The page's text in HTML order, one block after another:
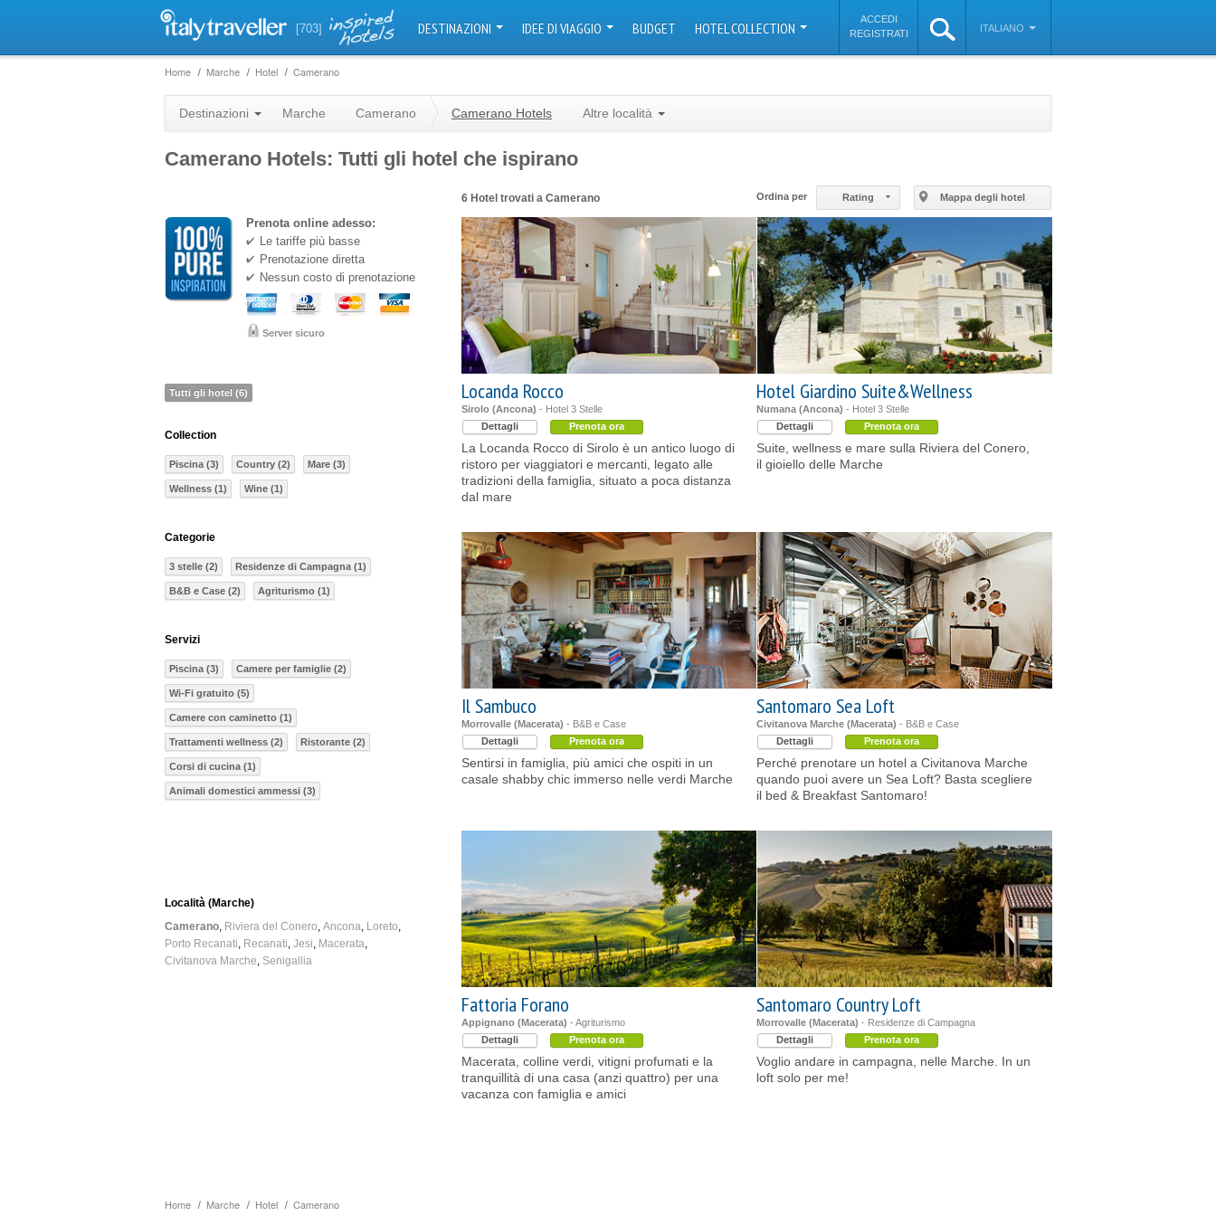
[703] DESTINAZIONI IDEE DI VIAGGIO BUDGET HOTEL COLLECTION
ACCEDI
REGISTRATI
ITALIANO
Home Marche Hotel Camerano
Home Marche Hotel Camerano
Destinazioni Marche Camerano Camerano Hotels Altre località
Camerano Hotels: Tutti gli hotel che ispirano
Ordina per Rating Mappa degli hotel
©OpenStreetMap contributors
6 Hotel trovati a Camerano
Locanda Rocco
Sirolo (Ancona) - Hotel 3 Stelle
Dettagli
Prenota ora
La Locanda Rocco di Sirolo è un antico luogo di
ristoro per viaggiatori e mercanti, legato alle
tradizioni della famiglia, situato a poca distanza
dal mare
Hotel Giardino Suite&Wellness
Numana (Ancona) - Hotel 3 Stelle
Dettagli
Prenota ora
Suite, wellness e mare sulla Riviera del Conero,
il gioiello delle Marche
Il Sambuco
Morrovalle (Macerata) - B&B e Case
Dettagli
Prenota ora
Sentirsi in famiglia, più amici che ospiti in un
casale shabby chic immerso nelle verdi Marche
Santomaro Sea Loft
Civitanova Marche (Macerata) - B&B e Case
Dettagli
Prenota ora
Perché prenotare un hotel a Civitanova Marche
quando puoi avere un Sea Loft? Basta scegliere
il bed & Breakfast Santomaro!
Fattoria Forano
Appignano (Macerata) - Agriturismo
Dettagli
Prenota ora
Macerata, colline verdi, vitigni profumati e la
tranquillità di una casa (anzi quattro) per una
vacanza con famiglia e amici
Santomaro Country Loft
Morrovalle (Macerata) - Residenze di Campagna
Dettagli
Prenota ora
Voglio andare in campagna, nelle Marche. In un
loft solo per me!
Prenota online adesso:
Le tariffe più basse
Prenotazione diretta
Nessun costo di prenotazione
Server sicuro
Tutti gli hotel (6)
Collection
Piscina (3) Country (2) Mare (3)
Wellness (1) Wine (1)
Categorie
3 stelle (2) Residenze di Campagna (1)
B&B e Case (2) Agriturismo (1)
Servizi
Piscina (3) Camere per famiglie (2)
Wi-Fi gratuito (5)
Camere con caminetto (1)
Trattamenti wellness (2) Ristorante (2)
Corsi di cucina (1)
Animali domestici ammessi (3)
Località (Marche)
Camerano Riviera del Conero Ancona Loreto
Porto Recanati
Recanati Jesi
Macerata
Civitanova Marche Senigallia